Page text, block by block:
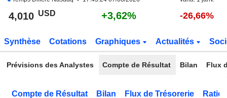
4,010 USD +3,62% -26,66%
Synthèse Cotations Graphiques Actualités
Prévisions des Analystes Compte de Résultat Bilan Flux
Compte de Résultat Bilan Flux de Trésorerie